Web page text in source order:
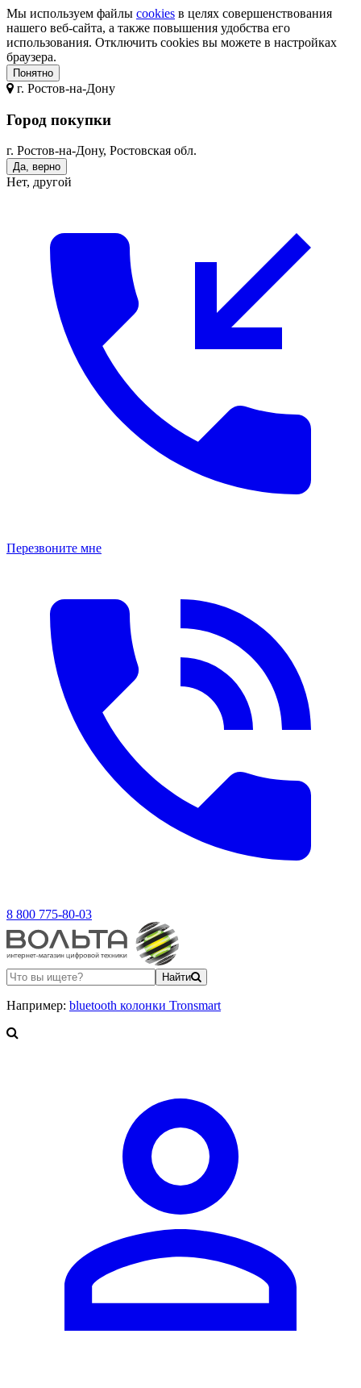
Мы используем файлы cookies в целях совершенствования
нашего веб-сайта, а также повышения удобства его
использования. Отключить cookies вы можете в настройках
браузера.
Понятно
г. Ростов-на-Дону
Город покупки
г. Ростов-на-Дону, Ростовская обл.
Да, верно
Нет, другой
Перезвоните мне
8 800 775-80-03
Найти
Например: bluetooth колонки Tronsmart